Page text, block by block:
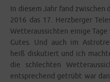
In die­sem Jahr fand zwi­schen
2016 das 17. Herz­ber­ger
Wet­ter­aus­sich­ten eini­ge
Gutes. Und auch im
heiß dis­ku­tiert und ich
die schlech­ten
entspre­chend getrübt war